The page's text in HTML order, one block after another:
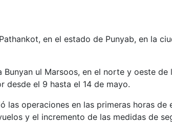
en el estado de Punyab, en la
ul Marsoos, en el norte y oeste de
desde el 9 hasta el 14 de mayo.
las operaciones en las primeras horas de
y el incremento de las medidas de